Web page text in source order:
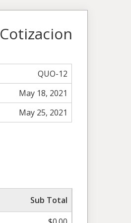
Cotizacion
QUO-12
May 18, 2021
May 25, 2021
Sub Total